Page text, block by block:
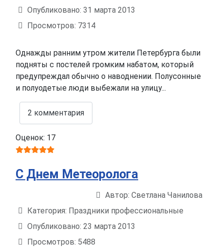
Опубликовано: 31 марта 2013
Просмотров: 7314
Однажды ранним утром жители Петербурга были
подняты с постелей громким набатом, который
предупреждал обычно о наводнении. Полусонные
и полуодетые люди выбежали на улицу...
2 комментария
Оценок: 17
С Днем Метеоролога
Автор: Светлана Чанилова
Категория: Праздники профессиональные
Опубликовано: 23 марта 2013
Просмотров: 5488